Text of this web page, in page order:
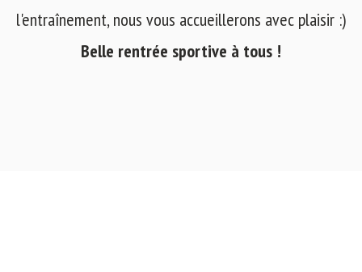
l'entraînement, nous vous accueillerons avec plaisir :)
Belle rentrée sportive à tous !